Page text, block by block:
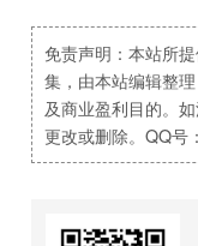
免责声明：本站所
集，由本站编辑整
及商业盈利目的。
更改或删除。QQ号